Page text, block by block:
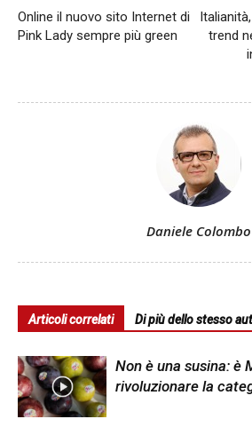
Online il nuovo sito Internet di
Pink Lady sempre più green
trend
Daniele Colombo
Articoli correlati Di più dello stesso
Non è una susina: è
rivoluzionare la